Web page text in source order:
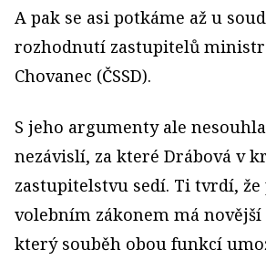
A pak se asi potkáme až u
rozhodnutí zastupitelů
Chovanec (ČSSD).
S jeho argumenty ale
nezávislí, za které Drábová v
zastupitelstvu sedí. Ti tvrdí,
volebním zákonem má
který souběh obou funkcí